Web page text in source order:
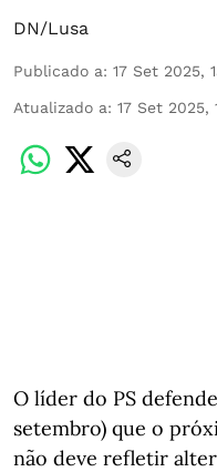
DN/Lusa
Publicado a: 17 Set 2025,
Atualizado a: 17 Set 2025,
O líder do PS
setembro) que o
não deve refletir